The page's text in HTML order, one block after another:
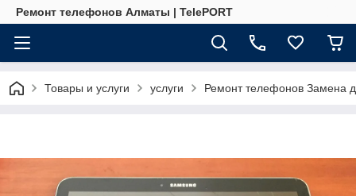
Ремонт телефонов Алматы | TelePORT
Товары и услуги услуги Ремонт телефонов Замена